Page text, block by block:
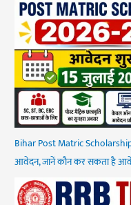
Bihar Post Matric
आवेदन, जानें कौन कर सकता है